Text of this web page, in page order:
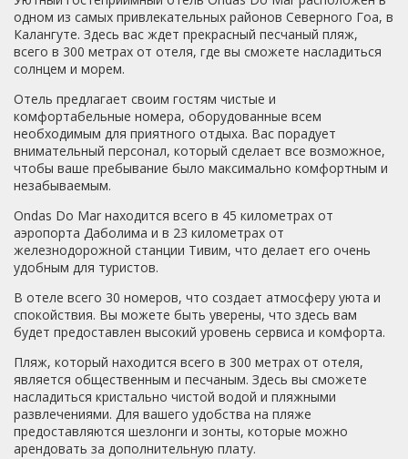
- приемлемо.Уборка номеров по запросу, полотенца
меняют так же - по запросу.В номерах есть
дополнительная раковина, у персонала можно взять
посуду, если планируете самостоятельно делать себе
фруктовые салаты. Свежие фрукты продаются дешево
на каждом углу.Холодильник маленький но работает
нормально - достаточно для хранения небольших
запасов воды. Воду из под крана не пейте - она там не
питьевая.У нас были только завтраки. Нет смысла брать
полный пансион, там полно ресторанов и кафе с
уникальной интересной и недорогой кухней. Множество
основном так себе. Кстати, индусы все делают очень
медленно (в т.ч. готовят) имейте в виду - это у них
нормально )))Еще раз напомню, если едите в Индию
(гоа) впервые, вас многое удивит, но не спешите
расстраиваться по мелочам или непонятным ситуациям,
взгляните какая красота кругом. Относитесь к разным
мелочам как к мелочам иначе отдых будет испорчен и
совершенно не важно в каком вы отеле. Что касательно
конкретно отеля Ondas Do Mar, это очень хороший
выбор из того что там есть в данной ценовой категории
(опираюсь на опыт жены, - она была в индии дважды и
больше повидала местных отелей, я же видел изнутри
лишь 3 отеля в гоа).Если потребуется супермаркет, не
поленитесь дойти (или доехать на рикше - это не
одном из самых привлекательных районов Северного Гоа, в
Калангуте. Здесь вас ждет прекрасный песчаный пляж,
всего в 300 метрах от отеля, где вы сможете насладиться
солнцем и морем.
Отель предлагает своим гостям чистые и
комфортабельные номера, оборудованные всем
необходимым для приятного отдыха. Вас порадует
внимательный персонал, который сделает все возможное,
чтобы ваше пребывание было максимально комфортным и
незабываемым.
Ondas Do Mar находится всего в 45 километрах от
аэропорта Даболима и в 23 километрах от
железнодорожной станции Тивим, что делает его очень
удобным для туристов.
В отеле всего 30 номеров, что создает атмосферу уюта и
спокойствия. Вы можете быть уверены, что здесь вам
будет предоставлен высокий уровень сервиса и комфорта.
Пляж, который находится всего в 300 метрах от отеля,
является общественным и песчаным. Здесь вы сможете
насладиться кристально чистой водой и пляжными
развлечениями. Для вашего удобства на пляже
предоставляются шезлонги и зонты, которые можно
арендовать за дополнительную плату.